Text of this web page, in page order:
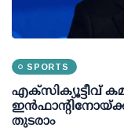
SPORTS
എക്സിക്യൂട്ടീവ്
തുടരാം